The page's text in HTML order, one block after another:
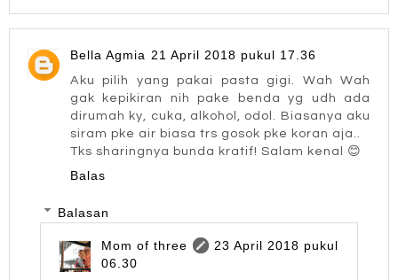
Bella Agmia 21 April 2018 pukul 17.36
Aku pilih yang pakai pasta gigi. Wah Wah
gak kepikiran nih pake benda yg udh ada
dirumah ky, cuka, alkohol, odol. Biasanya aku
siram pke air biasa trs gosok pke koran aja..
Tks sharingnya bunda kratif! Salam kenal 😊
Balas
Balasan
Mom of three
23 April 2018 pukul
06.30